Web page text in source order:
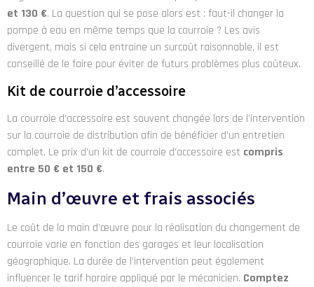
et 130 €. La question qui se pose alors est : faut-il changer la
pompe à eau en même temps que la courroie ? Les avis
divergent, mais si cela entraine un surcoût raisonnable, il est
conseillé de le faire pour éviter de futurs problèmes plus coûteux.
Kit de courroie d’accessoire
La courroie d’accessoire est souvent changée lors de l’intervention
sur la courroie de distribution afin de bénéficier d’un entretien
complet. Le prix d’un kit de courroie d’accessoire est compris
entre 50 € et 150 €.
Main d’œuvre et frais associés
Le coût de la main d’œuvre pour la réalisation du changement de
courroie varie en fonction des garages et leur localisation
géographique. La durée de l’intervention peut également
influencer le tarif horaire appliqué par le mécanicien. Comptez